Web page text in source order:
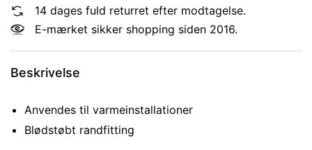
14 dages fuld returret efter modtagelse.
E-mærket sikker shopping siden 2016.
Beskrivelse
Anvendes til varmeinstallationer
Blødstøbt randfitting